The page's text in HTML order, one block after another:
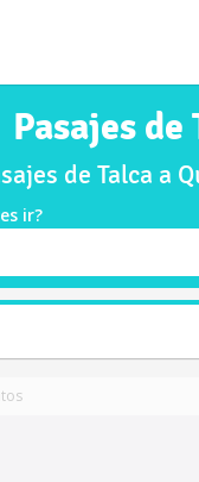
Pasajes de
de Talca a
ir?